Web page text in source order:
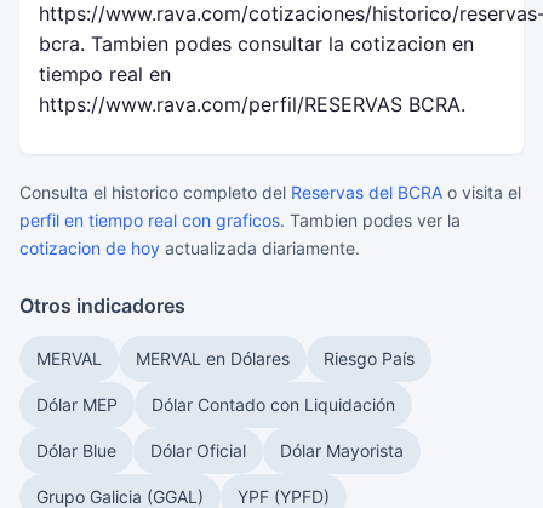
https://www.rava.com/cotizaciones/historico/
bcra. Tambien podes consultar la cotizacion en
tiempo real en
https://www.rava.com/perfil/RESERVAS BCRA.
Consulta el historico completo del Reservas del BCRA o visita el
perfil en tiempo real con graficos. Tambien podes ver la
cotizacion de hoy actualizada diariamente.
Otros indicadores
MERVAL MERVAL en Dólares Riesgo País
Dólar MEP Dólar Contado con Liquidación
Dólar Blue Dólar Oficial Dólar Mayorista
Grupo Galicia (GGAL) YPF (YPFD)